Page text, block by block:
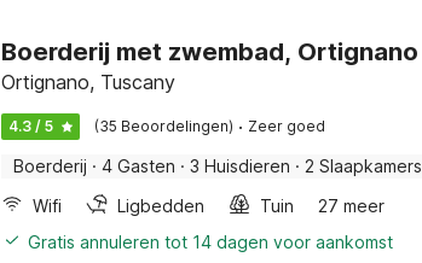
Boerderij met zwembad, Ortignano
Ortignano, Tuscany
4.3 / 5 (35 Beoordelingen) · Zeer goed
Boerderij · 4 Gasten · 3 Huisdieren · 2 Slaapkamers
Wifi
Ligbedden Tuin
27 meer
Gratis annuleren tot 14 dagen voor aankomst